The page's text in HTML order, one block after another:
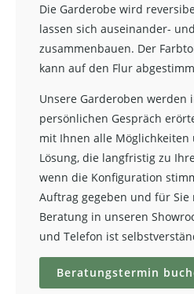
Die Garderobe wird
lassen sich auseinander-
zusammenbauen. Der
kann auf den Flur
Unsere Garderoben
persönlichen Gespräch
mit Ihnen alle
Lösung, die langfristig zu
wenn die Konfiguration
Auftrag gegeben und für
Beratung in unseren
und Telefon ist
Beratungstermin